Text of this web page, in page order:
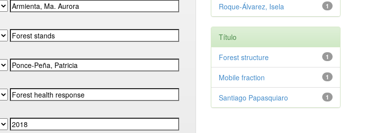
1
Roque-Álvarez, Isela
Título
1
Forest structure
1
Mobile fraction
1
Santiago Papasquiaro